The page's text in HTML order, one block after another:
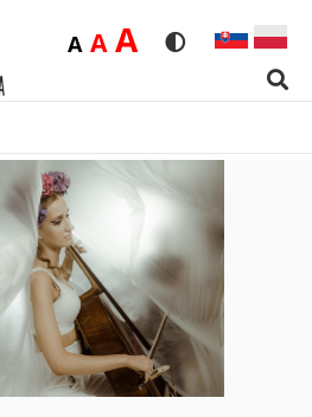
Rozmiar
ADomyślna
AŚrednia
ADużaWersja